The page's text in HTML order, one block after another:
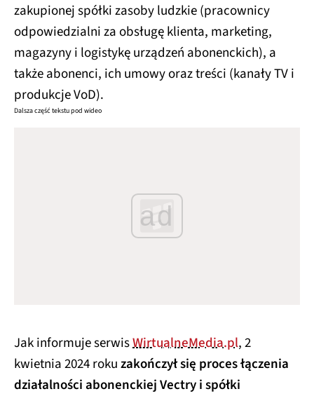
zakupionej spółki zasoby ludzkie (pracownicy
odpowiedzialni za obsługę klienta, marketing,
magazyny i logistykę urządzeń abonenckich), a
także abonenci, ich umowy oraz treści (kanały TV i
produkcje VoD).
Dalsza część tekstu pod wideo
ad
Jak informuje serwisWirtualneMedia.pl, 2
kwietnia 2024 rokuzakończył się proces łączenia
działalności abonenckiej Vectry i spółki